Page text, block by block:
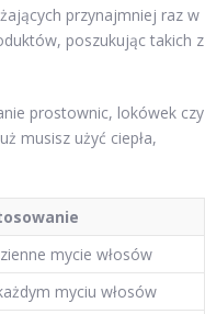
przynajmniej raz w
poszukując takich z
prostownic, lokówek czy
musisz użyć ciepła,
mycie włosów
myciu włosów